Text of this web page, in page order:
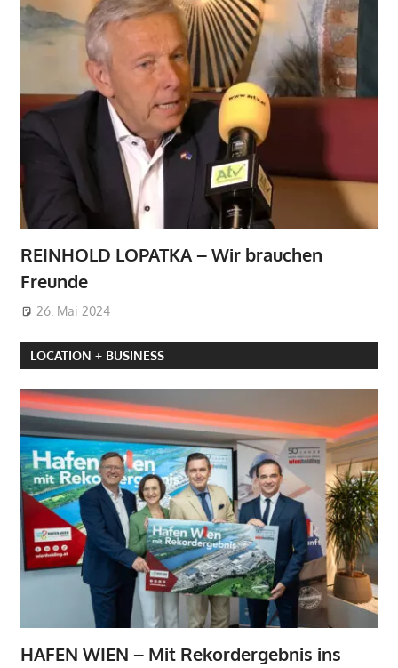
REINHOLD LOPATKA – Wir brauchen
Freunde
26. Mai 2024
LOCATION + BUSINESS
HAFEN WIEN – Mit Rekordergebnis ins